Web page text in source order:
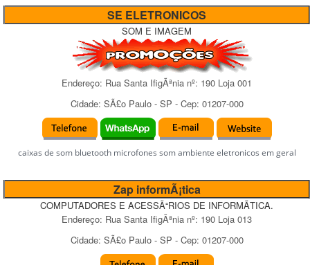
SE ELETRONICOS
SOM E IMAGEM
Endereço: Rua Santa IfigÃªnia nº: 190 Loja 001
Cidade: SÃ£o Paulo- SP - Cep: 01207-000
caixas de som bluetooth microfones som ambiente eletronicos em geral
Zap informÃ¡tica
COMPUTADORES E ACESSÃ“RIOS DE INFORMÃTICA.
Endereço: Rua Santa IfigÃªnia nº: 190 Loja 013
Cidade: SÃ£o Paulo- SP - Cep: 01207-000